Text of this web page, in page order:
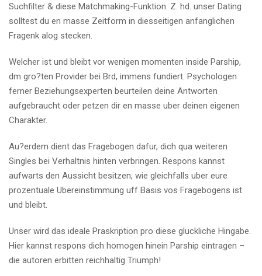
Suchfilter & diese Matchmaking-Funktion. Z. hd. unser Dating
solltest du en masse Zeitform in diesseitigen anfanglichen
Fragenk alog stecken.
Welcher ist und bleibt vor wenigen momenten inside Parship,
dm gro?ten Provider bei Brd, immens fundiert. Psychologen
ferner Beziehungsexperten beurteilen deine Antworten
aufgebraucht oder petzen dir en masse uber deinen eigenen
Charakter.
Au?erdem dient das Fragebogen dafur, dich qua weiteren
Singles bei Verhaltnis hinten verbringen. Respons kannst
aufwarts den Aussicht besitzen, wie gleichfalls uber eure
prozentuale Ubereinstimmung uff Basis vos Fragebogens ist
und bleibt.
Unser wird das ideale Praskription pro diese gluckliche Hingabe.
Hier kannst respons dich homogen hinein Parship eintragen –
die autoren erbitten reichhaltig Triumph!